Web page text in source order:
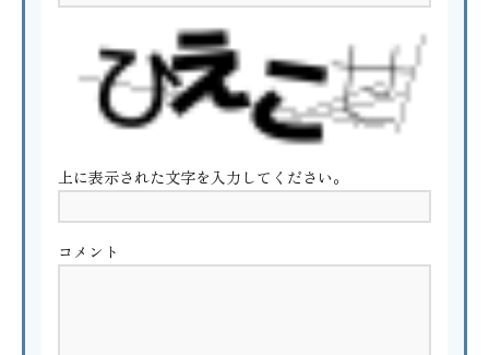
上に表示された文字を入力してください。
コメント